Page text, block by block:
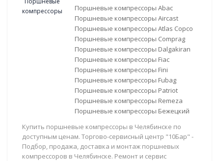
Поршневые компрессоры Abac
Поршневые компрессоры Aircast
Поршневые компрессоры Atlas Copco
Поршневые компрессоры Comprag
Поршневые компрессоры Dalgakiran
Поршневые компрессоры Fiac
Поршневые компрессоры Fini
Поршневые компрессоры Fubag
Поршневые компрессоры Patriot
Поршневые компрессоры Remeza
Поршневые компрессоры Бежецкий
Купить поршневые компрессоры в Челябинске по
доступным ценам. Торгово-сервисный центр "10Бар" -
Подбор, продажа, доставка и монтаж поршневых
компрессоров в Челябинске. Ремонт и сервис